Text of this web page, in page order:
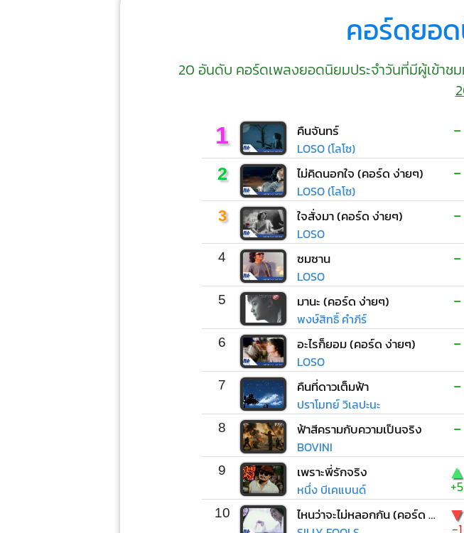
คอร์ดยอ
20 อันดับ คอร์ดเพลงยอดนิยมประจำวันที่มีผู้เข้า
1 คืนจันทร์
LOSO (โลโซ)
-
2 ไม่คิดนอกใจ (คอร์ด ง่ายๆ)
LOSO (โลโซ)
-
3 ใจสั่งมา (คอร์ด ง่ายๆ)
LOSO
-
4 ซมซาน
LOSO
-
5 มานะ (คอร์ด ง่ายๆ)
พงษ์สิทธิ์ คำภีร์
-
6 อะไรก็ยอม (คอร์ด ง่ายๆ)
LOSO
-
7 คืนที่ดาวเต็มฟ้า
ปราโมทย์ วิเลปะนะ
-
8 ฟ้าสีครามกับความเป็นจริง
BOVINI
-
9 เพราะพี่รักจริง
หนึ่ง บีเคแบนด์
▲
+5
10 ไหนว่าจะไม่หลอกกัน (คอร์ด ง่ายๆ) ▼